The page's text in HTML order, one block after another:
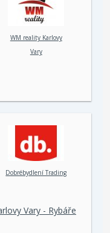
WM reality Karlovy
Vary
Dobrébydlení Trading
Vary - Rybáře